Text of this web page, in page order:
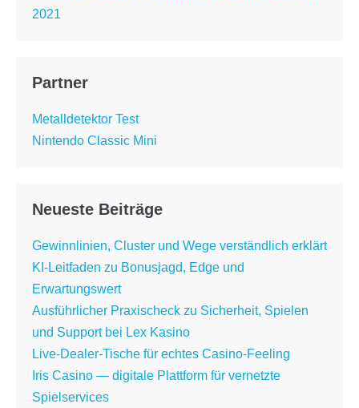
2021
Partner
Metalldetektor Test
Nintendo Classic Mini
Neueste Beiträge
Gewinnlinien, Cluster und Wege verständlich erklärt
KI-Leitfaden zu Bonusjagd, Edge und
Erwartungswert
Ausführlicher Praxischeck zu Sicherheit, Spielen
und Support bei Lex Kasino
Live-Dealer-Tische für echtes Casino-Feeling
Iris Casino — digitale Plattform für vernetzte
Spielservices